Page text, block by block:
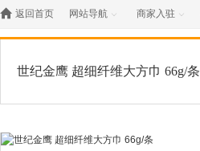
 返回首页 网站导航  商家入驻 
世纪金鹰 超细纤维大方巾 66g/条